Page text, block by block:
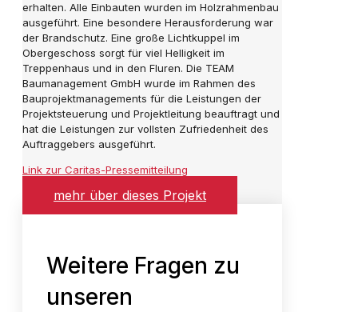
erhalten. Alle Einbauten wurden im Holzrahmenbau
ausgeführt. Eine besondere Herausforderung war
der Brandschutz. Eine große Lichtkuppel im
Obergeschoss sorgt für viel Helligkeit im
Treppenhaus und in den Fluren. Die TEAM
Baumanagement GmbH wurde im Rahmen des
Bauprojektmanagements für die Leistungen der
Projektsteuerung und Projektleitung beauftragt und
hat die Leistungen zur vollsten Zufriedenheit des
Auftraggebers ausgeführt.
Link zur Caritas-Pressemitteilung
mehr über dieses Projekt
Weitere Fragen zu
unseren